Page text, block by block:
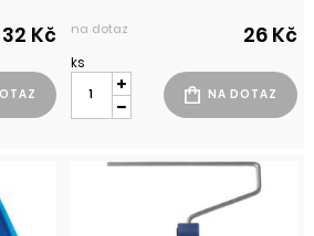
32 Kč na dotaz 26 Kč
ks